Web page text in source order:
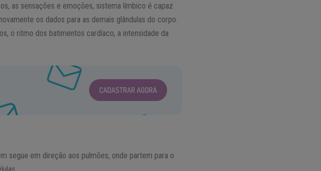
as sensações e emoções, sistema límbico é capaz
os dados para as demais glândulas do corpo.
o ritmo dos batimentos cardíaco, a intensidade da
CADASTRAR AGORA
segue em direção aos pulmões, onde partem para o